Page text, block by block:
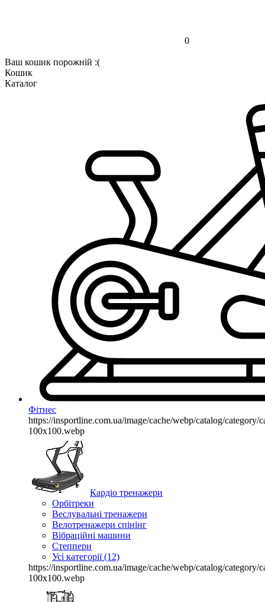
0
Ваш кошик порожній :(
Кошик
Каталог
Фітнес
https://insportline.com.ua/image/cache/webp/catalog/category/
100x100.webp
Кардіо тренажери
Орбітреки
Веслувальні тренажери
Велотренажери спінінг
Вібраційні машини
Степпери
Усі категорії (12)
https://insportline.com.ua/image/cache/webp/catalog/category/
100x100.webp